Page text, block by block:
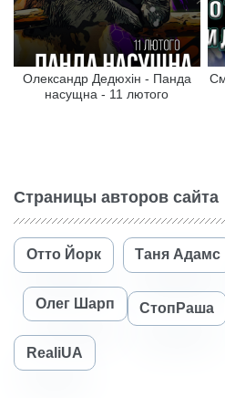
Олександр Дедюхін - Панда
насущна - 11 лютого
Страницы авторов сайта
Отто Йорк Таня Адамс
Олег Шарп СтопРаша
RealiUA